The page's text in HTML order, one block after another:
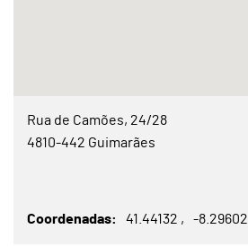
Rua de Camões, 24/28
4810-442 Guimarães
Coordenadas 41.44132 -8.29602